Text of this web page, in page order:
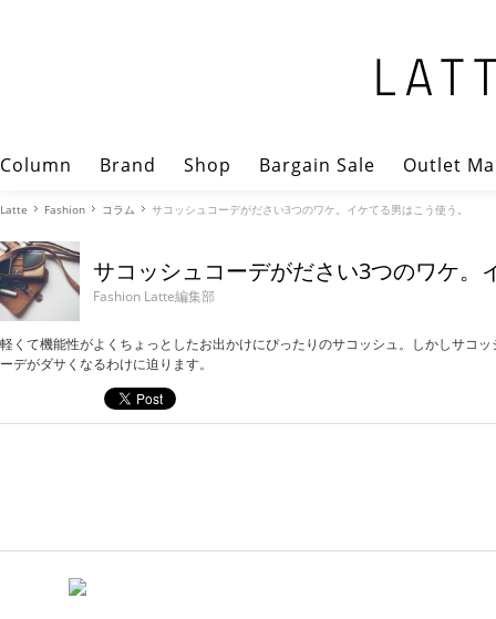
Column Brand Shop Bargain Sale Outlet
Latte Fashion コラム サコッシュコーデがださい3つのワケ。イケてる男はこう使う。
サコッシュコーデがださい3つのワケ。
Fashion Latte編集部
軽くて機能性がよくちょっとしたお出かけにぴったりのサコッシュ。しかしサコ
ーデがダサくなるわけに迫ります。